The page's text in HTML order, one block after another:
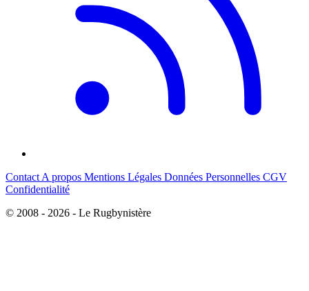
Contact A propos Mentions Légales Données Personnelles CGV
Confidentialité
© 2008 - 2026 - Le Rugbynistère